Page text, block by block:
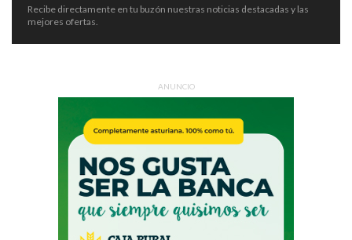
Recibe directamente en tu buzón nuestras noticias destacadas y las
mejores ofertas.
ANUNCIO